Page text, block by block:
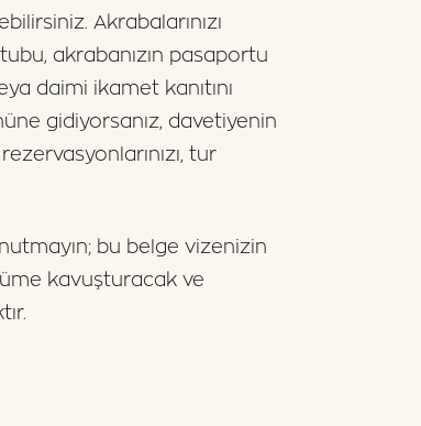
Akrabalarınızı
akrabanızın pasaportu
daimi ikamet kanıtını
gidiyorsanız, davetiyenin
tur
bu belge vizenizin
kavuşturacak ve